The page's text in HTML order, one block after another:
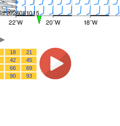
18
21
42
45
66
69
90 93